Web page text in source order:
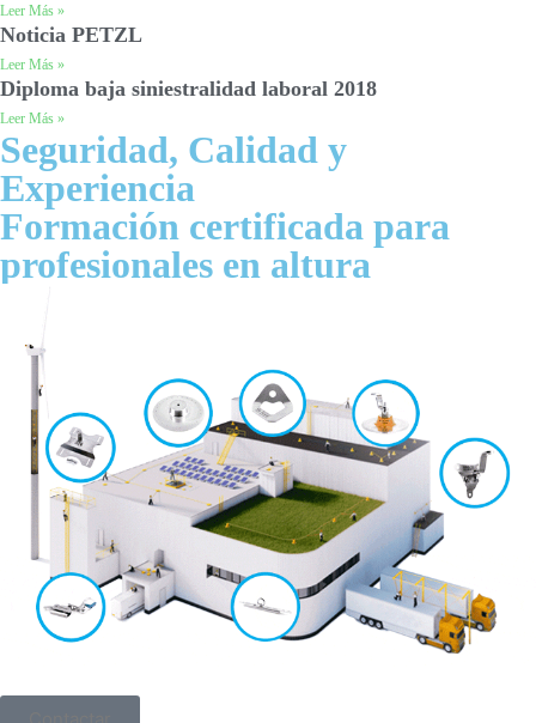
Leer Más »
Noticia PETZL
Leer Más »
Diploma baja siniestralidad laboral 2018
Leer Más »
Seguridad, Calidad y
Experiencia
Formación certificada para
profesionales en altura